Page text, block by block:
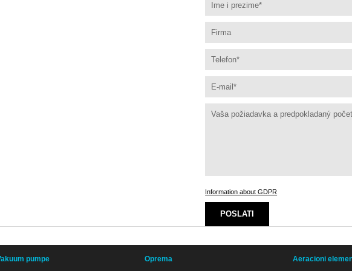
Information about GDPR
POSLATI
pumpe Oprema Aeracioni